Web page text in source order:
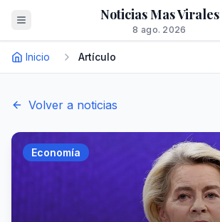
Noticias Mas Virales
8 ago. 2026
Inicio Artículo
Volver a noticias
Economía